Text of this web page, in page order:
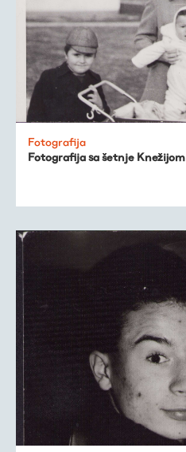
Fotografija
Fotografija sa šetnje Knežijom